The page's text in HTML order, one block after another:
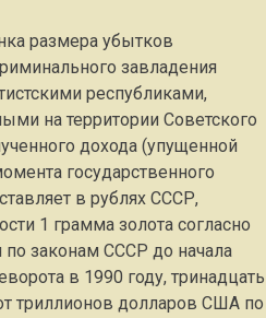
размера убытков
завладения
республиками,
на территории Советского
дохода (упущенной
государственного
в рублях СССР,
1 грамма золота согласно
по законам СССР до начала
в 1990 году, тринадцать
триллионов долларов США по